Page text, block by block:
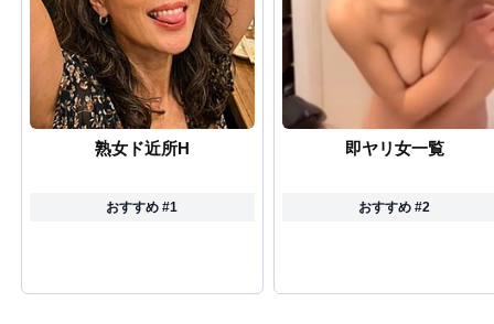
熟女ド近所H
おすすめ #1
即ヤリ女一覧
おすすめ #2